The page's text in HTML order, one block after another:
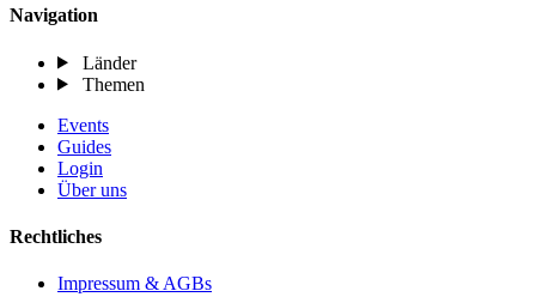
Navigation
Länder
Themen
Events
Guides
Login
Über uns
Rechtliches
Impressum & AGBs